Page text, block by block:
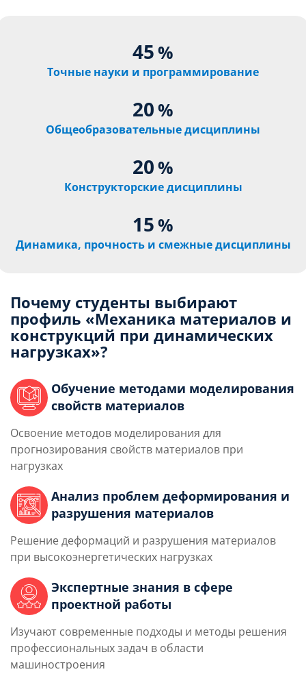
45%
Точные науки и программирование
20%
Общеобразовательные дисциплины
20%
Конструкторские дисциплины
15%
Динамика, прочность и смежные дисциплины
Почему студенты выбирают
профиль «Механика материалов и
конструкций при динамических
нагрузках»?
Обучение методами моделирования
свойств материалов
Освоение методов моделирования для
прогнозирования свойств материалов при
нагрузках
Анализ проблем деформирования и
разрушения материалов
Решение деформаций и разрушения материалов
при высокоэнергетических нагрузках
Экспертные знания в сфере
проектной работы
Изучают современные подходы и методы решения
профессиональных задач в области
машиностроения